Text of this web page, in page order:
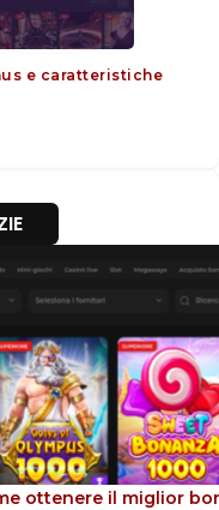
e caratteristiche
ottenere il miglior